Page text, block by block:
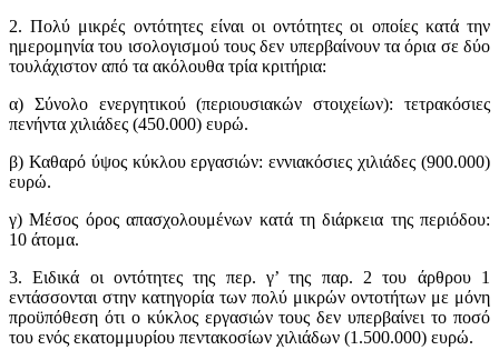
2. Πολύ μικρές οντότητες είναι οι οντότητες οι οποίες κατά την
ημερομηνία του ισολογισμού τους δεν υπερβαίνουν τα όρια σε δύο
τουλάχιστον από τα ακόλουθα τρία κριτήρια:
α) Σύνολο ενεργητικού (περιουσιακών στοιχείων): τετρακόσιες
πενήντα χιλιάδες (450.000) ευρώ.
β) Καθαρό ύψος κύκλου εργασιών: εννιακόσιες χιλιάδες (900.000)
ευρώ.
γ) Μέσος όρος απασχολουμένων κατά τη διάρκεια της περιόδου:
10 άτομα.
3. Ειδικά οι οντότητες της περ. γ’ της παρ. 2 του άρθρου 1
εντάσσονται στην κατηγορία των πολύ μικρών οντοτήτων με μόνη
προϋπόθεση ότι ο κύκλος εργασιών τους δεν υπερβαίνει το ποσό
του ενός εκατομμυρίου πεντακοσίων χιλιάδων (1.500.000) ευρώ.